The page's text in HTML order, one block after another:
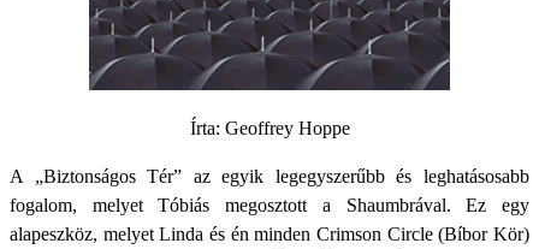
Írta: Geoffrey Hoppe
A „Biztonságos Tér” az egyik legegyszerűbb és leghatásosabb
fogalom, melyet Tóbiás megosztott a Shaumbrával. Ez egy
alapeszköz, melyet Linda és én minden Crimson Circle (Bíbor Kör)